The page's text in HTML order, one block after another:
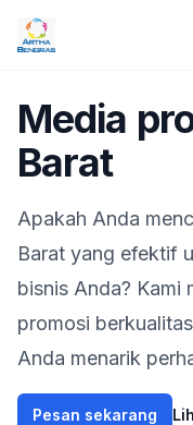
Artha Bengras | Media
Media
Barat
Apakah Anda
Barat yang efektif
bisnis Anda? Kami
promosi
Anda menarik
Pesan sekarang